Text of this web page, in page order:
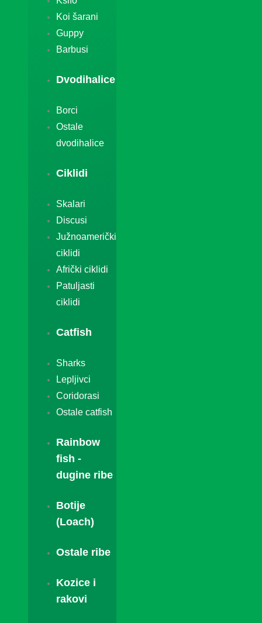
Koi šarani
Guppy
Barbusi
Dvodihalice
Borci
Ostale
dvodihalice
Ciklidi
Skalari
Discusi
Južnoamerički
ciklidi
Afrički ciklidi
Patuljasti
ciklidi
Catfish
Sharks
Lepljivci
Coridorasi
Ostale catfish
Rainbow
fish -
dugine ribe
Botije
(Loach)
Ostale ribe
Kozice i
rakovi